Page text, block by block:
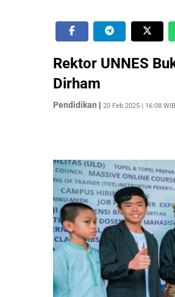
Rektor UNNES
Dirham
Pendidikan | 20 Feb 2025 | 16:08 WIB